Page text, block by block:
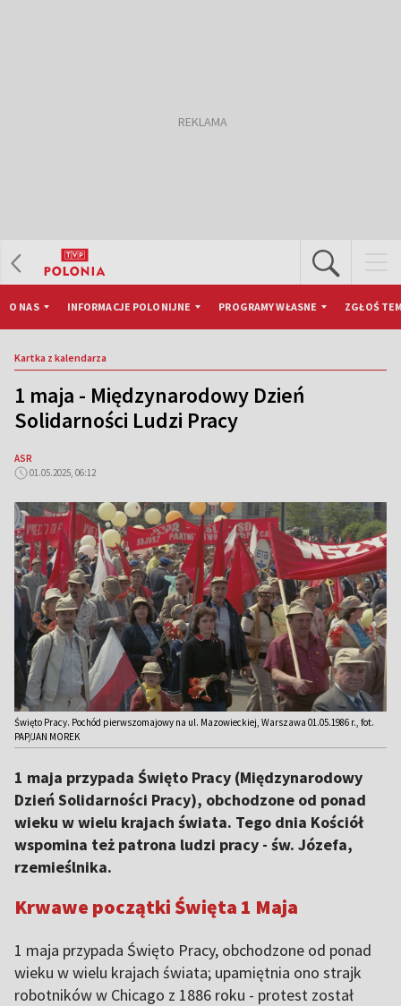
O NAS INFORMACJE POLONIJNE PROGRAMY WŁASNE ZGŁOŚ
Kartka z kalendarza
1 maja - Międzynarodowy Dzień
Solidarności Ludzi Pracy
ASR
01.05.2025, 06:12
Święto Pracy. Pochód pierwszomajowy na ul. Mazowieckiej, Warszawa 01.05.1986 r., fot.
PAP/JAN MOREK
1 maja przypada Święto Pracy (Międzynarodowy
Dzień Solidarności Pracy), obchodzone od ponad
wieku w wielu krajach świata. Tego dnia Kościół
wspomina też patrona ludzi pracy - św. Józefa,
rzemieślnika.
Krwawe początki Święta 1 Maja
1 maja przypada Święto Pracy, obchodzone od ponad
wieku w wielu krajach świata; upamiętnia ono strajk
robotników w Chicago z 1886 roku - protest został